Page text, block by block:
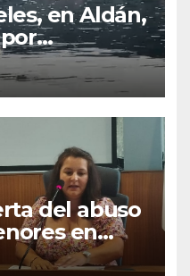
en Aldán,
agua tras
fecales
del abuso
en